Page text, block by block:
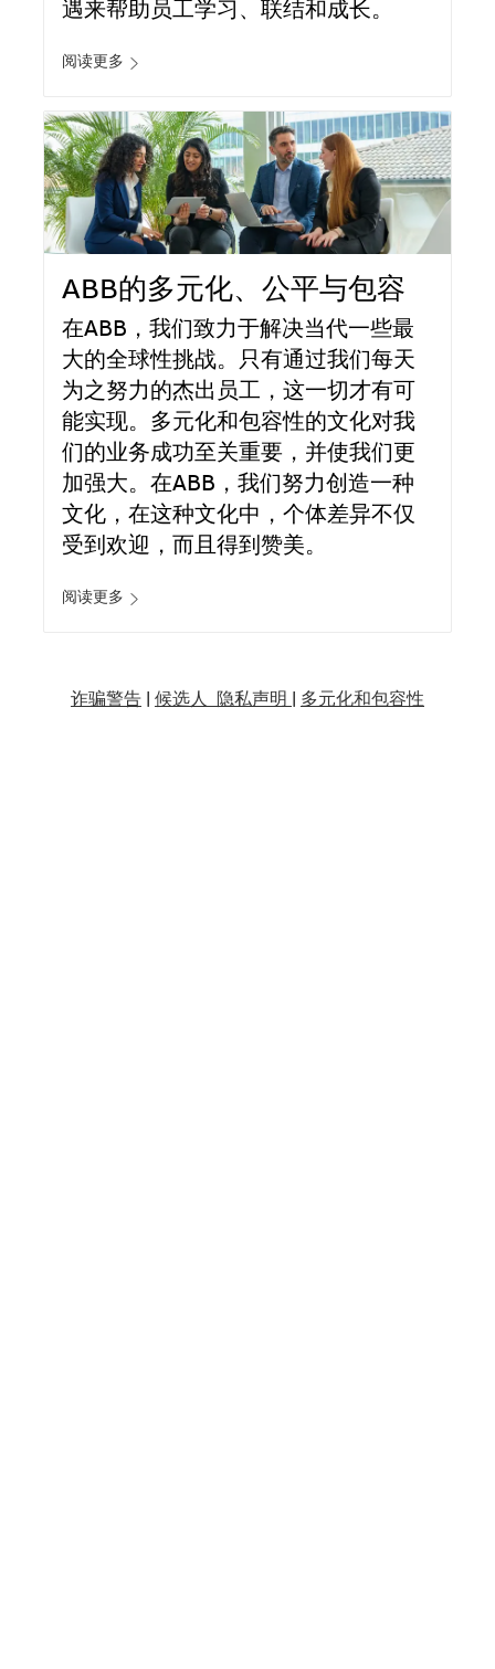
遇来帮助员工学习、联结和成长。
阅读更多
ABB的多元化、公平与包容
在ABB，我们致力于解决当代一些最
大的全球性挑战。只有通过我们每天
为之努力的杰出员工，这一切才有可
能实现。多元化和包容性的文化对我
们的业务成功至关重要，并使我们更
加强大。在ABB，我们努力创造一种
文化，在这种文化中，个体差异不仅
受到欢迎，而且得到赞美。
阅读更多
诈骗警告| 候选人 隐私声明 | 多元化和包容性